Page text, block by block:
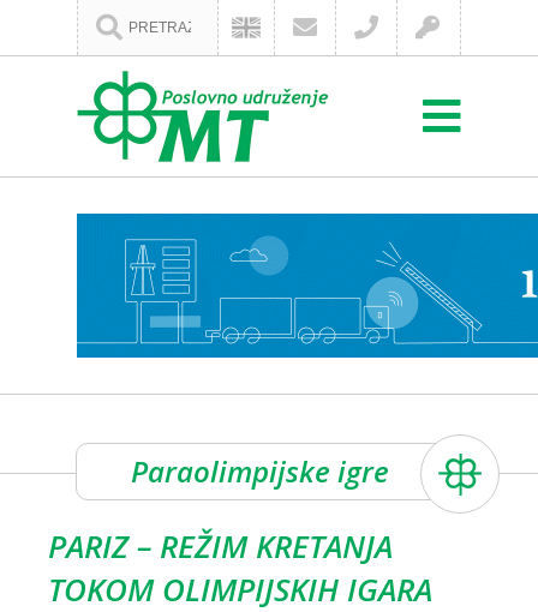
Paraolimpijske igre
PARIZ – REŽIM KRETANJA
TOKOM OLIMPIJSKIH IGARA